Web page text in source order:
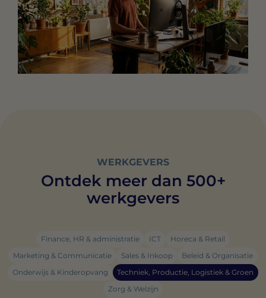
WERKGEVERS
Ontdek meer dan 500+
werkgevers
Finance, HR & administratie ICT
Horeca & Retail
Marketing & Communicatie
Sales & Inkoop
Beleid & Organisatie
Onderwijs & Kinderopvang
Techniek, Productie, Logistiek & Groen
Zorg & Welzijn